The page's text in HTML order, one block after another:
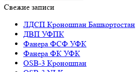
Свежие записи
ЛДСП Кроношпан Башкортостан
ДВП УФПК
Фанера ФСФ УФК
Фанера ФК УФК
OSB-3 Кроношпан